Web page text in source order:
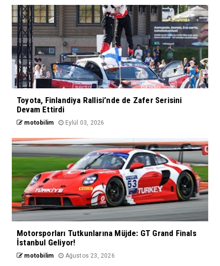
Toyota, Finlandiya Rallisi’nde de Zafer Serisini
Devam Ettirdi
motobilim Eylül 03, 2026
Motorsporları Tutkunlarına Müjde: GT Grand Finals
İstanbul Geliyor!
motobilim Ağustos 23, 2026